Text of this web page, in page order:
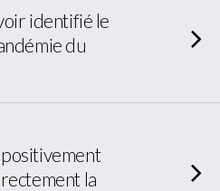
identifié le
du
la